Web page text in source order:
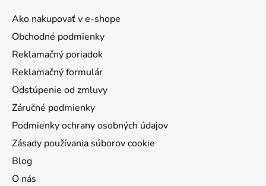
Ako nakupovať v e-shope
Obchodné podmienky
Reklamačný poriadok
Reklamačný formulár
Odstúpenie od zmluvy
Záručné podmienky
Podmienky ochrany osobných údajov
Zásady používania súborov cookie
Blog
O nás